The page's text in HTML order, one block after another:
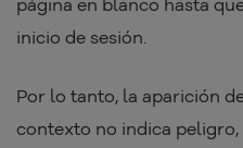
página en blanco hasta
inicio de sesión.
Por lo tanto, la aparición
contexto no indica peligro,